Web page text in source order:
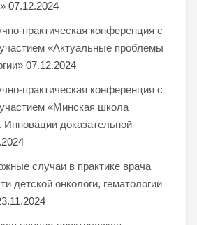
07.12.2024
практическая конференция с
«Актуальные проблемы
07.12.2024
практическая конференция с
«Минская школа
доказательной
случаи в практике врача
детской онкологи, гематологии